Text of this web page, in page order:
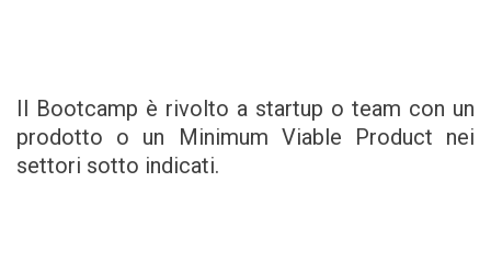
Il Bootcamp è rivolto a startup o team con un
prodotto o un Minimum Viable Product nei
settori sotto indicati.